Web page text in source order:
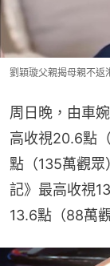
劉穎璇父親揭母親不返
周日晚，由車
高收視20.6點
點（135萬觀
記》最高收視
13.6點（88萬